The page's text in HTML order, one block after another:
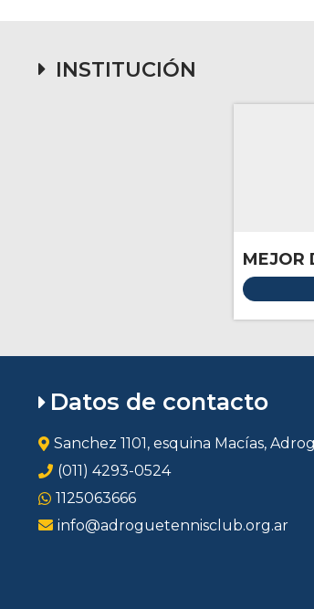
INSTITUCIÓN
MEJOR
Datos de contacto
Sanchez 1101, esquina Macías,
(011) 4293-0524
1125063666
info@adroguetennisclub.org.ar